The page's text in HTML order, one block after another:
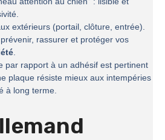
extérieurs (portail, clôture, entrée).
rassurer et protéger vos
.
par rapport à un adhésif est pertinent
plaque résiste mieux aux intempéries
à long terme.